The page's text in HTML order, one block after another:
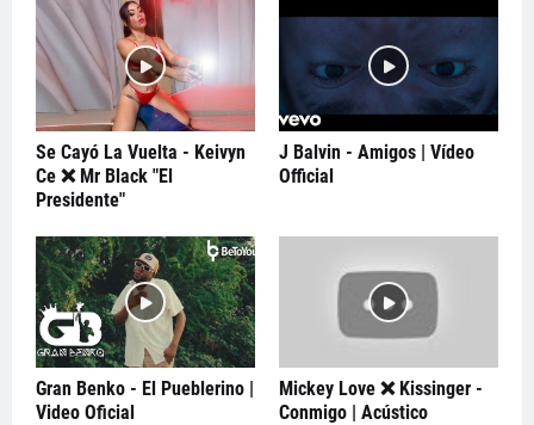
Se Cayó La Vuelta - Keivyn
Ce ❌ Mr Black "El
Presidente"
J Balvin - Amigos | Vídeo
Official
Gran Benko - El Pueblerino |
Video Oficial
Mickey Love ❌ Kissinger -
Conmigo | Acústico